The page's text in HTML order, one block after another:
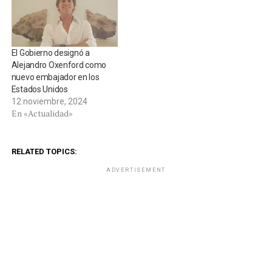
El Gobierno designó a
Alejandro Oxenford como
nuevo embajador en los
Estados Unidos
12 noviembre, 2024
En «Actualidad»
RELATED TOPICS:
ADVERTISEMENT